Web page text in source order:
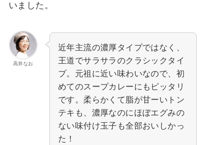
いました。
高井なお
近年主流の濃厚タイプではなく、
王道でサラサラのクラシックタイ
プ。元祖に近い味わいなので、初
めてのスープカレーにもピッタリ
です。柔らかくて脂が甘ーいトン
テキも、濃厚なのにほぼエグみの
ない味付け玉子も全部おいしかっ
た！